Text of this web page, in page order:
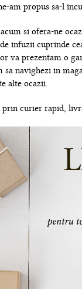
am propus sa-l
si ofera-ne
infuzii cuprinde
va prezentam o
sa navighezi in
alte ocazii.
prin curier rapid,